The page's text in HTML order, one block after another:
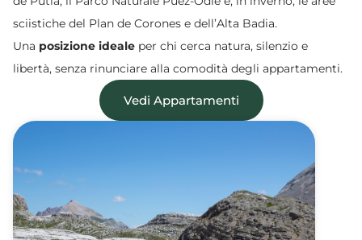
sciistiche del Plan de Corones e dell’Alta Badia.
Una posizione ideale per chi cerca natura, silenzio e
libertà, senza rinunciare alla comodità degli appartamenti.
Vedi Appartamenti